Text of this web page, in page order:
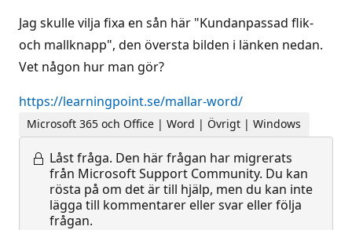
Jag skulle vilja fixa en sån här "Kundanpassad flik-
och mallknapp", den översta bilden i länken nedan.
Vet någon hur man gör?
https://learningpoint.se/mallar-word/
Microsoft 365 och Office | Word | Övrigt | Windows
Låst fråga. Den här frågan har migrerats
från Microsoft Support Community. Du kan
rösta på om det är till hjälp, men du kan inte
lägga till kommentarer eller svar eller följa
frågan.